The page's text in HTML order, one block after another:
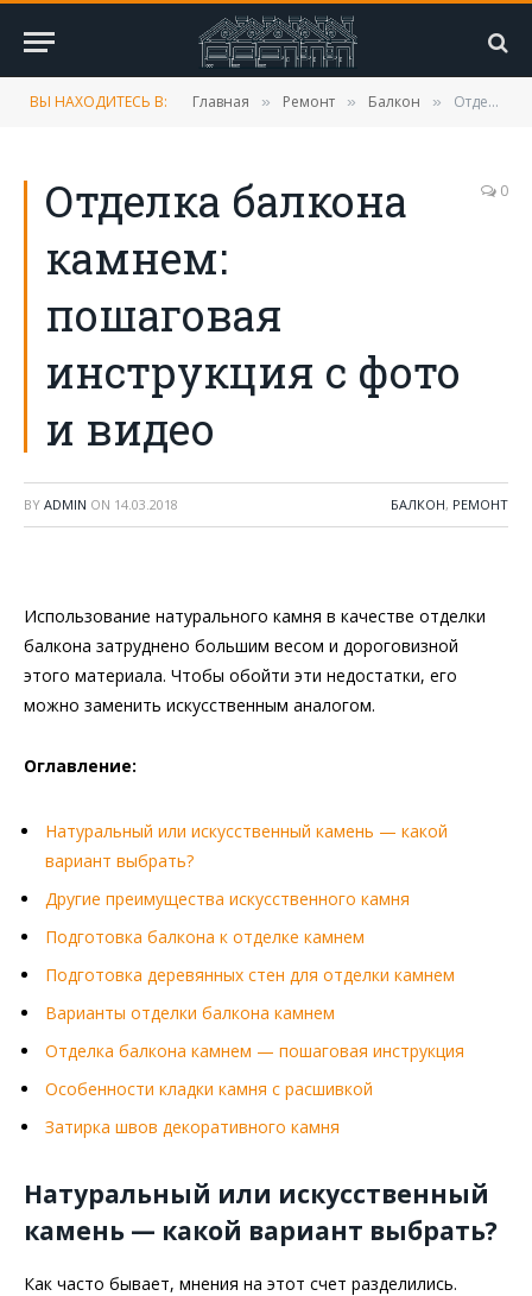
ВЫ НАХОДИТЕСЬ В: Главная » Ремонт » Балкон » Отделка балкона камнем: пошаговая инструкция с фото и видео
Отделка балкона
камнем:
пошаговая
инструкция с фото
и видео
0
BY ADMIN ON 14.03.2018 БАЛКОН, РЕМОНТ
Использование натурального камня в качестве отделки
балкона затруднено большим весом и дороговизной
этого материала. Чтобы обойти эти недостатки, его
можно заменить искусственным аналогом.
Оглавление:
Натуральный или искусственный камень — какой
вариант выбрать?
Другие преимущества искусственного камня
Подготовка балкона к отделке камнем
Подготовка деревянных стен для отделки камнем
Варианты отделки балкона камнем
Отделка балкона камнем — пошаговая инструкция
Особенности кладки камня с расшивкой
Затирка швов декоративного камня
Натуральный или искусственный
камень — какой вариант выбрать?
Как часто бывает, мнения на этот счет разделились.